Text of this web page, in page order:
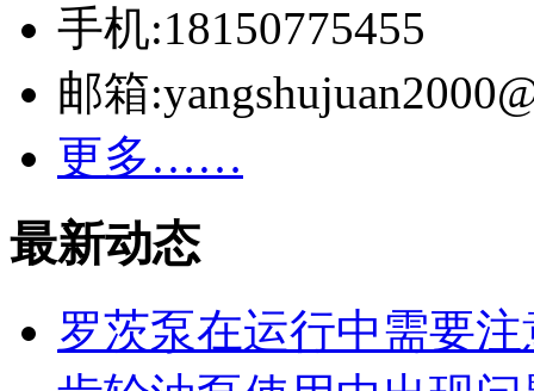
手机:18150775455
邮箱
更多……
最新动态
罗茨泵在运行中需要